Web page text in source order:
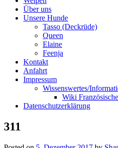
Über uns
Unsere Hunde
Tasso (Deckrüde)
Queen
Elaine
Feenja
Kontakt
Anfahrt
Impressum
Wissenswertes/
Wiki
Datenschutzerklärung
311